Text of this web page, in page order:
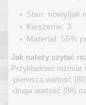
Stan: nowy/jak
Kieszenie: 3
Materiał: 55%
Jak należy czytać
Przykładowo
-pierwsza wartość
-druga wartość (88)